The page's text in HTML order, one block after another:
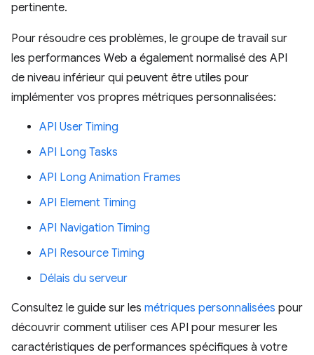
pertinente.
Pour résoudre ces problèmes, le groupe de travail sur
les performances Web a également normalisé des API
de niveau inférieur qui peuvent être utiles pour
implémenter vos propres métriques personnalisées:
API User Timing
API Long Tasks
API Long Animation Frames
API Element Timing
API Navigation Timing
API Resource Timing
Délais du serveur
Consultez le guide sur les métriques personnalisées pour
découvrir comment utiliser ces API pour mesurer les
caractéristiques de performances spécifiques à votre